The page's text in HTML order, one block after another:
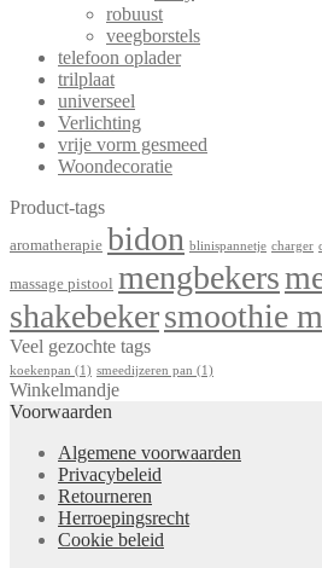
robuust
veegborstels
telefoon oplader
trilplaat
universeel
Verlichting
vrije vorm gesmeed
Woondecoratie
Product-tags
aromatherapie bidon blinispannetje charger
massage pistool mengbekers
shakebekersmoothie
Veel gezochte tags
koekenpan (1) smeedijzeren pan (1)
Winkelmandje
Voorwaarden
Algemene voorwaarden
Privacybeleid
Retourneren
Herroepingsrecht
Cookie beleid